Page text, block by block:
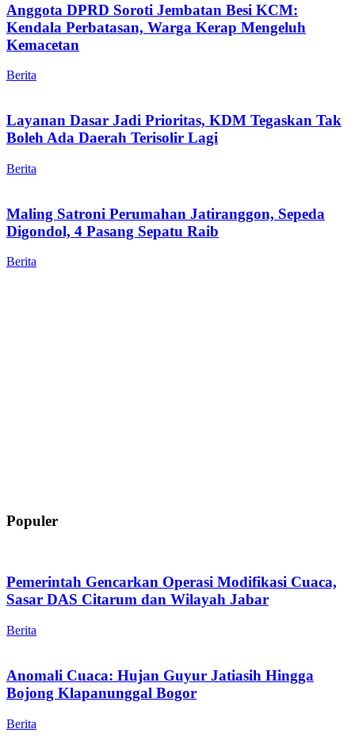
Anggota DPRD Soroti Jembatan Besi KCM:
Kendala Perbatasan, Warga Kerap Mengeluh
Kemacetan
Berita
Layanan Dasar Jadi Prioritas, KDM Tegaskan Tak
Boleh Ada Daerah Terisolir Lagi
Berita
Maling Satroni Perumahan Jatiranggon, Sepeda
Digondol, 4 Pasang Sepatu Raib
Berita
Populer
Pemerintah Gencarkan Operasi Modifikasi Cuaca,
Sasar DAS Citarum dan Wilayah Jabar
Berita
Anomali Cuaca: Hujan Guyur Jatiasih Hingga
Bojong Klapanunggal Bogor
Berita